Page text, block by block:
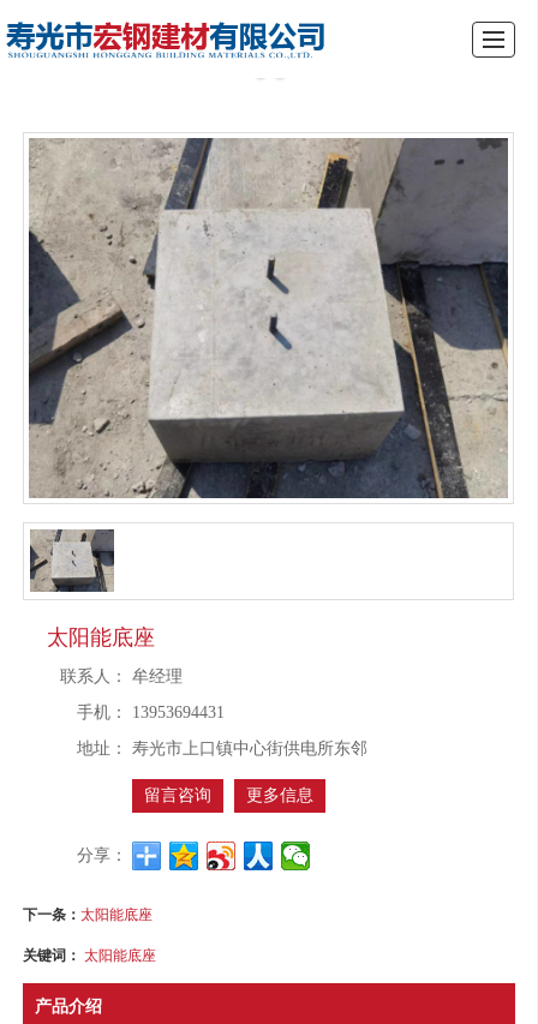
太阳能底座
联系人：
牟经理
手机：
13953694431
地址：
寿光市上口镇中心街供电所东邻
留言咨询 更多信息
分享：
下一条：太阳能底座
关键词：太阳能底座
产品介绍